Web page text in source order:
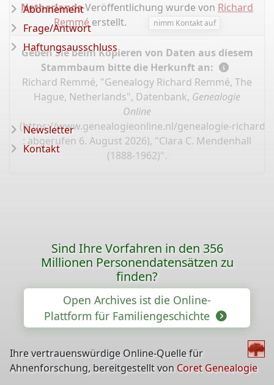
Netherlands-Veröffentlichung wurde von Richard
Remméerstellt. nimm Kontakt auf
Geben Sie beim Kopieren von Daten aus diesem
Stammbaum bitte die Herkunft an:
Richard Remmé, "Genealogy Richard Remmé, The
Hague, Netherlands", Datenbank, Genealogie
Online
(https://www.genealogieonline.nl/genealogie-richard-
: abgerufen 6. August 2026), "Clara C. Mendenhall
(1888-1962)".
Abonnement
Frage/Antwort
Haftungsausschluss
Newsletter
Kontakt
Sind Ihre Vorfahren in den 356
Millionen Personendatensätzen zu
finden?
Open Archives ist die Online-
Plattform für Familiengeschichte
Ihre vertrauenswürdige Online-Quelle für
Ahnenforschung, bereitgestellt von Coret Genealogie